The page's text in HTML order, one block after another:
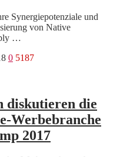
Synergiepotenziale und
von Native
…
0 5187
diskutieren die
Werbebranche
2017